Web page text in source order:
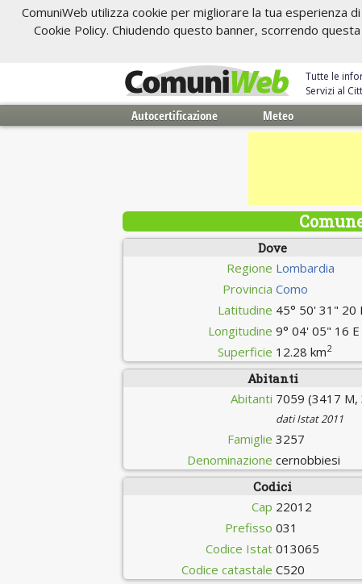
ComuniWeb utilizza cookie per migliorare la tua
Cookie Policy. Chiudendo questo banner, scorrendo
Tutte le
Servizi al
Autocertificazione Meteo
Dove
Regione Lombardia
Provincia Como
Latitudine 45° 50' 31" 20
Longitudine 9° 04' 05" 16 E
Superficie 12.28 km2
Abitanti
Abitanti 7059 (3417 M,
dati Istat 2011
Famiglie 3257
Denominazione cernobbiesi
Codici
Cap 22012
Prefisso 031
Codice Istat 013065
Codice catastale C520